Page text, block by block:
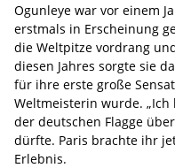
Ogunleye war vor einem
erstmals in Erscheinung
die Weltpitze vordrang
diesen Jahres sorgte sie
für ihre erste große
Weltmeisterin wurde.
der deutschen Flagge
dürfte. Paris brachte ihr
Erlebnis.